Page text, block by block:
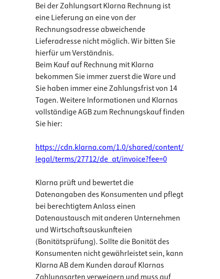
Bei der Zahlungsart Klarna Rechnung ist
eine Lieferung an eine von der
Rechnungsadresse abweichende
Lieferadresse nicht möglich. Wir bitten Sie
hierfür um Verständnis.
Beim Kauf auf Rechnung mit Klarna
bekommen Sie immer zuerst die Ware und
Sie haben immer eine Zahlungsfrist von 14
Tagen. Weitere Informationen und Klarnas
vollständige AGB zum Rechnungskauf finden
Sie hier:
https://cdn.klarna.com/1.0/shared/content/
legal/terms/27712/de_at/invoice?fee=0
Klarna prüft und bewertet die
Datenangaben des Konsumenten und pflegt
bei berechtigtem Anlass einen
Datenaustausch mit anderen Unternehmen
und Wirtschaftsauskunfteien
(Bonitätsprüfung). Sollte die Bonität des
Konsumenten nicht gewährleistet sein, kann
Klarna AB dem Kunden darauf Klarnas